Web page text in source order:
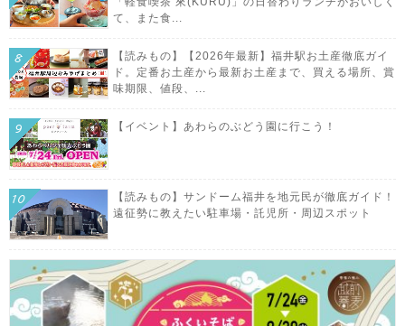
て、また食...
【読みもの】【2026年最新】福井駅お土産徹底ガイ
ド。定番お土産から最新お土産まで、買える場所、賞
味期限、値段、...
【イベント】あわらのぶどう園に行こう！
【読みもの】サンドーム福井を地元民が徹底ガイド！
遠征勢に教えたい駐車場・託児所・周辺スポット